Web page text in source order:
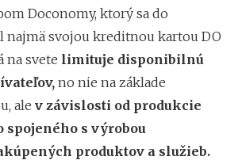
Doconomy, ktorý sa do
najmä svojou kreditnou kartou DO
na svete limituje disponibilnú
no nie na základe
ale v závislosti od produkcie
s výrobou
produktov a služieb.